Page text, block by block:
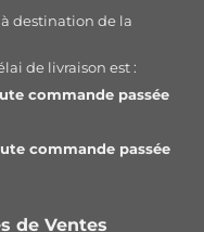
à destination de la
de livraison est :
commande passée
commande passée
de Ventes